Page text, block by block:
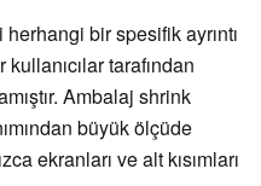
bir spesifik ayrıntı
tarafından
Ambalaj shrink
büyük ölçüde
ekranları ve alt kısımları